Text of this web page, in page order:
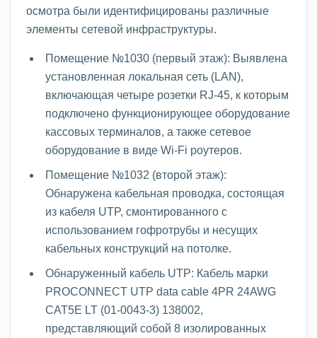
осмотра были идентифицированы различные
элементы сетевой инфраструктуры.
Помещение №1030 (первый этаж): Выявлена
установленная локальная сеть (LAN),
включающая четыре розетки RJ-45, к которым
подключено функционирующее оборудование
кассовых терминалов, а также сетевое
оборудование в виде Wi-Fi роутеров.
Помещение №1032 (второй этаж):
Обнаружена кабельная проводка, состоящая
из кабеля UTP, смонтированного с
использованием гофротрубы и несущих
кабельных конструкций на потолке.
Обнаруженный кабель UTP: Кабель марки
PROCONNECT UTP data cable 4PR 24AWG
CAT5E LT (01-0043-3) 138002,
представляющий собой 8 изолированных